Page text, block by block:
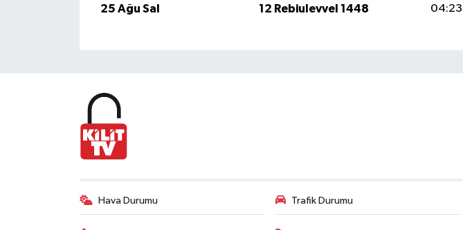
25 Ağu Sal
12 Rebiulevvel 1448 04:23
Hava Durumu Trafik Durumu